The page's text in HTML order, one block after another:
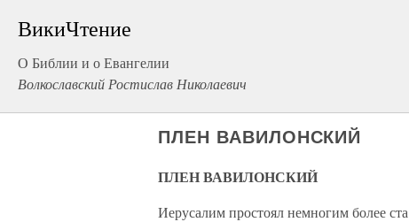
ВикиЧтение
О Библии и о Евангелии
Волкославский Ростислав Николаевич
ПЛЕН ВАВИЛОНСКИЙ
ПЛЕН ВАВИЛОНСКИЙ
Иерусалим простоял немногим более